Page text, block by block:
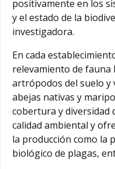
positivamente en los
y el estado de la
investigadora.
En cada
relevamiento de fauna
artrópodos del suelo y
abejas nativas y
cobertura y diversidad
calidad ambiental y
la producción como la
biológico de plagas,